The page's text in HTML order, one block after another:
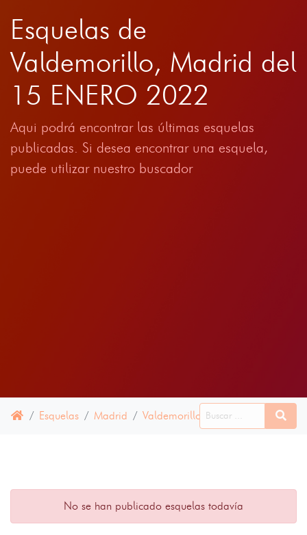
Esquelas de
Valdemorillo, Madrid del
15 ENERO 2022
Aqui podrá encontrar las últimas esquelas
publicadas. Si desea encontrar una esquela,
puede utilizar nuestro buscador
Esquelas Madrid Valdemorillo 15 ENERO 2022
No se han publicado esquelas todavía